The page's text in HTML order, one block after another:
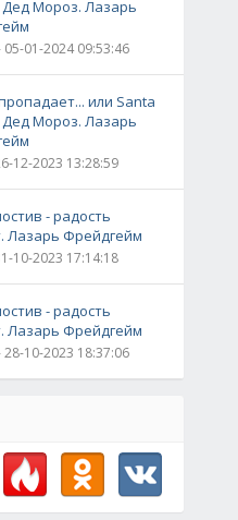
Дед Мороз. Лазарь
05-01-2024 09:53:46
или Santa
Дед Мороз. Лазарь
12-2023 13:28:59
- радость
Лазарь Фрейдгейм
10-2023 17:14:18
- радость
Лазарь Фрейдгейм
28-10-2023 18:37:06